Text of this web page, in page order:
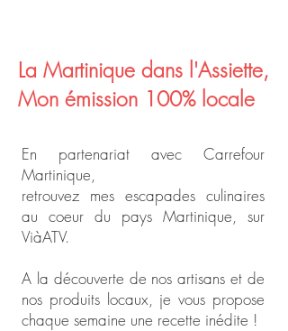
La Martinique dans l'Assiette,
Mon émission 100% locale
En partenariat avec Carrefour
Martinique,
retrouvez mes escapades culinaires
au coeur du pays Martinique, sur
ViàATV.
A la découverte de nos artisans et de
nos produits locaux, je vous propose
chaque semaine une recette inédite !